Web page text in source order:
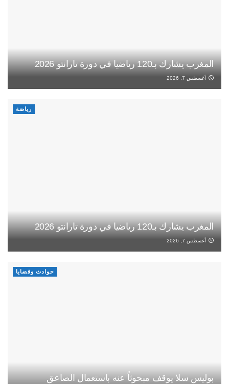
المغرب يشارك بـ120 رياضيا في دورة تارانتو 2026
أغسطس 7, 2026
رياضة
المغرب يشارك بـ120 رياضيا في دورة تارانتو 2026
أغسطس 7, 2026
حوادث وقضايا
بوليس سلا يوقف مبحوثاً عنه باستعمال الصاعق